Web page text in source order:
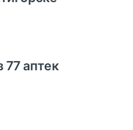
77 аптек